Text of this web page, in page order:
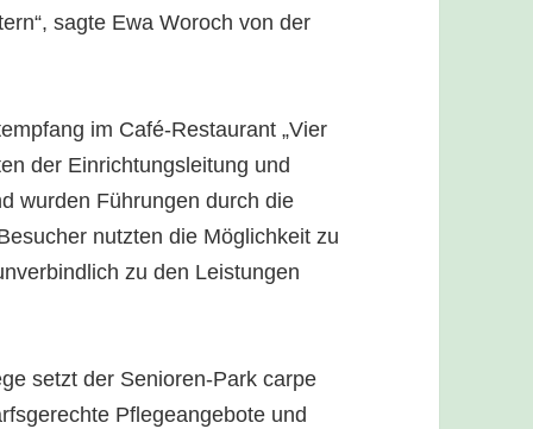
sagte Ewa Woroch von der
im Café-Restaurant „Vier
der Einrichtungsleitung und
wurden Führungen durch die
nutzten die Möglichkeit zu
zu den Leistungen
setzt der Senioren-Park carpe
Pflegeangebote und